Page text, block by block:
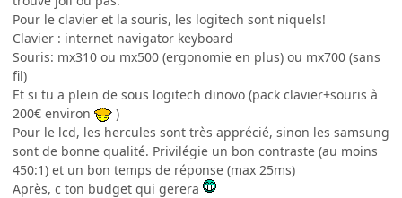
Pour le clavier et la souris, les logitech sont niquels!
Clavier : internet navigator keyboard
Souris: mx310 ou mx500 (ergonomie en plus) ou mx700 (sans
fil)
Et si tu a plein de sous logitech dinovo (pack clavier+souris à
200€ environ
)
Pour le lcd, les hercules sont très apprécié, sinon les samsung
sont de bonne qualité. Privilégie un bon contraste (au moins
450:1) et un bon temps de réponse (max 25ms)
Après, c ton budget qui gerera